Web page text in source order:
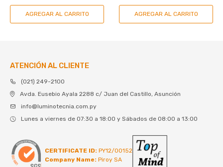
ATENCIÓN AL CLIENTE
(021) 249-2100
Avda. Eusebio Ayala 2288 c/ Juan del Castillo, Asunción
info@luminotecnia.com.py
Lunes a viernes de 07:30 a 18:00 y Sábados de 08:00 a 13:00
CERTIFICATE ID: PY12/00152
Company Name: Piroy SA